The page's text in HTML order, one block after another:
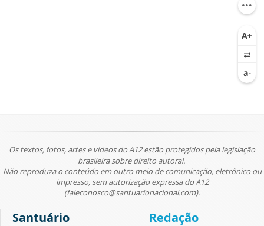
Os textos, fotos, artes e vídeos do A12 estão protegidos pela legislação
brasileira sobre direito autoral.
Não reproduza o conteúdo em outro meio de comunicação, eletrônico ou
impresso, sem autorização expressa do A12
(faleconosco@santuarionacional.com).
Santuário Redação